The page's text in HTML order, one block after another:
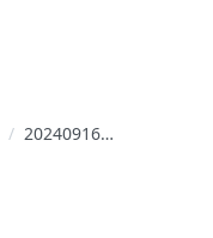
20240916